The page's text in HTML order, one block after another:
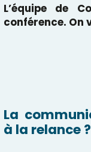
L’équipe de
conférence. On
La
à la relance ?